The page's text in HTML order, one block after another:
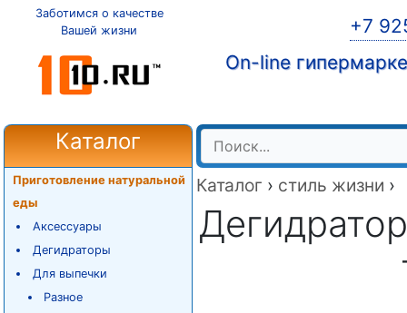
Заботимся о качестве
Вашей жизни
+7
On-line
Каталог
Приготовление натуральной
еды
Аксессуары
Дегидраторы
Для выпечки
Разное
Каталог › стиль жизни ›